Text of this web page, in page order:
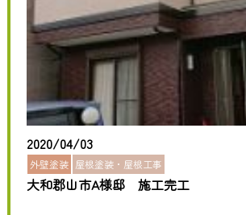
2020/04/03
外壁塗装 屋根塗装・屋根工事
大和郡山市A様邸 施工完工